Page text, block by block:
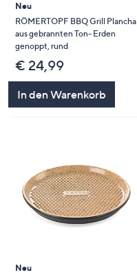
Neu
RÖMERTOPF BBQ Grill Plancha
aus gebrannten Ton- Erden
genoppt, rund
€ 24,99
In den Warenkorb
Neu